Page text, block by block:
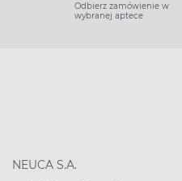
Odbierz zamówienie w
wybranej aptece
NEUCA S.A.